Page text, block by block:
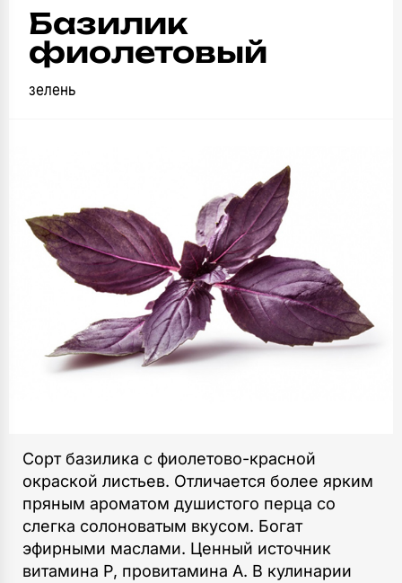
Базилик
фиолетовый
зелень
Сорт базилика с фиолетово-красной
окраской листьев. Отличается более ярким
пряным ароматом душистого перца со
слегка солоноватым вкусом. Богат
эфирными маслами. Ценный источник
витамина Р, провитамина А. В кулинарии